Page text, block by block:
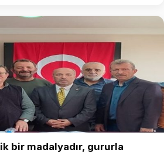
bir madalyadır, gururla